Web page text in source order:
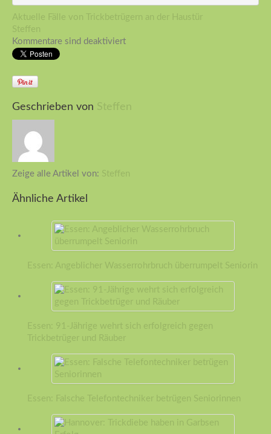
Aktuelle Fälle von Trickbetrügern an der Haustür
Steffen
Kommentare sind deaktiviert
Geschrieben von Steffen
Zeige alle Artikel von: Steffen
Ähnliche Artikel
Essen: Angeblicher Wasserrohrbruch überrumpelt Seniorin
Essen: 91-Jährige wehrt sich erfolgreich gegen
Trickbetrüger und Räuber
Essen: Falsche Telefontechniker betrügen Seniorinnen